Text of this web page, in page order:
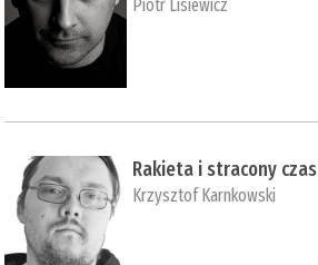
Piotr Lisiewicz
Rakieta i stracony czas
Krzysztof Karnkowski